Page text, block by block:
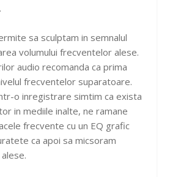
sa sculptam in semnalul
volumului frecventelor alese.
audio recomanda ca prima
frecventelor suparatoare.
o inregistrare simtim ca exista
in mediile inalte, ne ramane
frecvente cu un EQ grafic
ca apoi sa micsoram